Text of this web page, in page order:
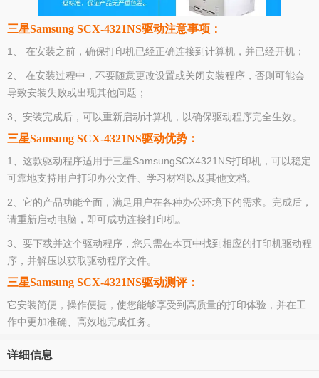
三星Samsung SCX-4321NS驱动注意事项：
1、 在安装之前，确保打印机已经正确连接到计算机，并已经开机；
2、 在安装过程中，不要随意更改设置或关闭安装程序，否则可能会
导致安装失败或出现其他问题；
3、安装完成后，可以重新启动计算机，以确保驱动程序完全生效。
三星Samsung SCX-4321NS驱动优势：
1、这款驱动程序适用于三星SamsungSCX4321NS打印机，可以稳定
可靠地支持用户打印办公文件、学习材料以及其他文档。
2、它的产品功能全面，满足用户在各种办公环境下的需求。完成后，
请重新启动电脑，即可成功连接打印机。
3、要下载并这个驱动程序，您只需在本页中找到相应的打印机驱动程
序，并解压以获取驱动程序文件。
三星Samsung SCX-4321NS驱动测评：
它安装简便，操作便捷，使您能够享受到高质量的打印体验，并在工
作中更加准确、高效地完成任务。
详细信息